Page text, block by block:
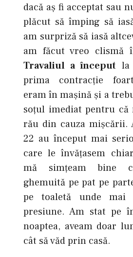
dacă aş fi acceptat sau
plăcut să împing să
am surpriză să iasă
am făcut vreo clismă
Travaliul a început la
prima contracţie
eram în maşină şi a
soţul imediat pentru că
rău din cauza mişcării.
22 au început mai
care le învăţasem
mă simţeam bine
ghemuită pe pat pe
pe toaletă unde mai
presiune. Am stat pe
noaptea, aveam doar
cât să văd prin casă.